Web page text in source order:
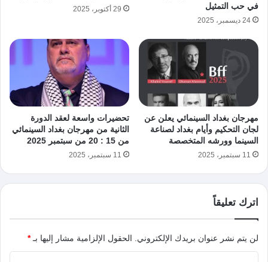
في حب التمثيل
24 ديسمبر، 2025
29 أكتوبر، 2025
مهرجان بغداد السينمائي يعلن عن
لجان التحكيم وأيام بغداد لصناعة
السينما وورشه المتخصصة
11 سبتمبر، 2025
تحضيرات واسعة لعقد الدورة
الثانية من مهرجان بغداد السينمائي
من 15 : 20 من سبتمبر 2025
11 سبتمبر، 2025
اترك تعليقاً
لن يتم نشر عنوان بريدك الإلكتروني. الحقول الإلزامية مشار إليها بـ*